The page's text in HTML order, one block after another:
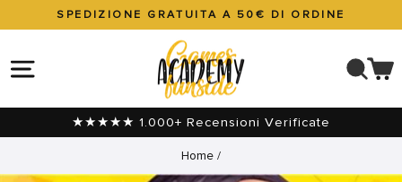
direttamente
contenuti
in
pausa
presentazione
SPEDIZIONE GRATUITA A 50€ DI ORDINE
NAVIGAZIONE DEL SITO
★★★★★ 1.000+ Recensioni Verificate
Home /